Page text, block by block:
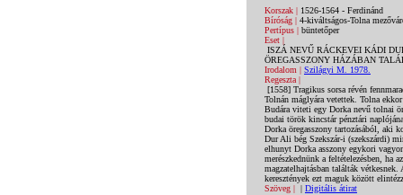
Korszak |1526-1564 - Ferdinánd
Bíróság |4-kiváltságos-Tolna
Pertípus |büntetőper
Eset |
ISZÁ NEVŰ RÁCKEVEI KÁDI
ÖREGASSZONY HÁZÁBAN
Irodalom | Szilágyi M. 1978.
Regeszta |
[1558] Tragikus sorsa révén
Tolnán máglyára vetettek. Tolna
Budára viteti egy Dorka nevű tolnai
budai török kincstár pénztári
Dorka öregasszony tartozásából, aki
Dur Ali bég Szekszár-i (szekszárdi)
elhunyt Dorka asszony egykori
merészkednünk a feltételezésben, ha
magzatelhajtásban találták
keresztények ezt maguk között
Szöveg || Digitális átirat